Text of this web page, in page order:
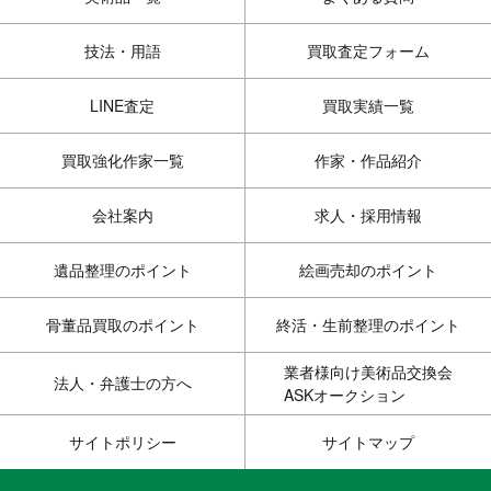
技法・用語 買取査定フォーム
LINE査定 買取実績一覧
買取強化作家一覧 作家・作品紹介
会社案内 求人・採用情報
遺品整理のポイント 絵画売却のポイント
骨董品買取のポイント 終活・生前整理のポイント
法人・弁護士の方へ
業者様向け美術品交換会
ASKオークション
サイトポリシー サイトマップ